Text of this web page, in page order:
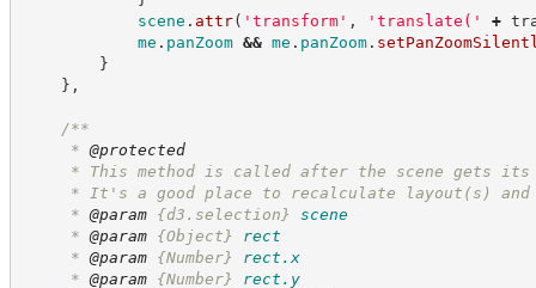
scene . attr( ' transform' , ' translate( ' +
me . panZoom && me . panZoom.
}
} ,
/**
* @protected
* This method is called after the scene gets its
* It's a good place to recalculate layout(s) and
* @param {d3.selection}
scene
* @param {Object}
rect
* @param {Number}
rect.x
* @param {Number}
rect.y